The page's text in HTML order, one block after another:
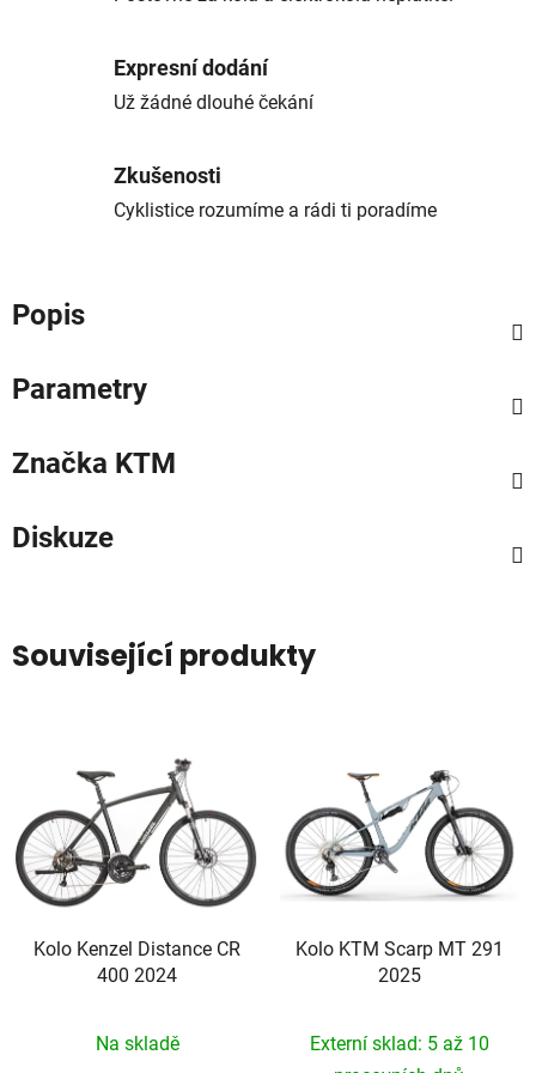
Expresní dodání
Už žádné dlouhé čekání
Zkušenosti
Cyklistice rozumíme a rádi ti poradíme
Popis
Parametry
Značka KTM
Diskuze
Související produkty
Kolo Kenzel Distance CR
400 2024
Na skladě
Kolo KTM Scarp MT 291
2025
Externí sklad: 5 až 10